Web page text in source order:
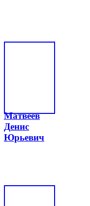
Матвеев
Денис
Юрьевич